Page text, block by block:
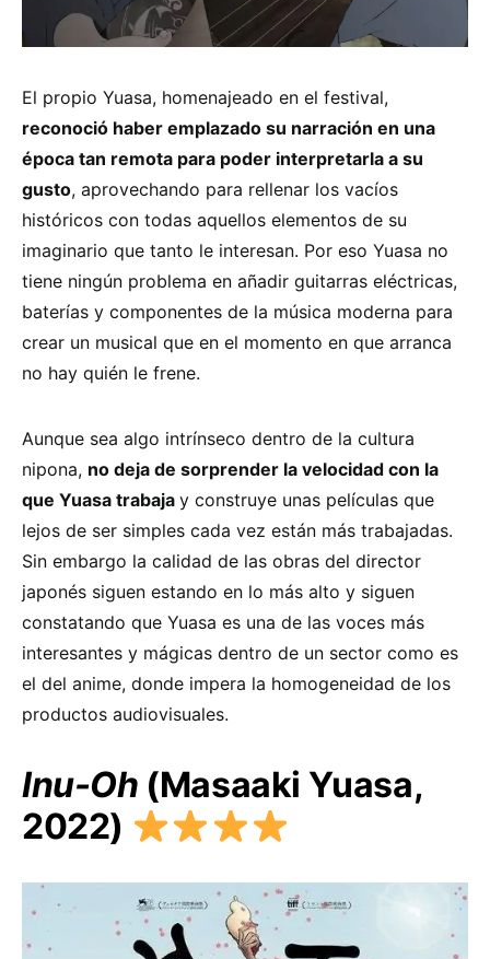
El propio Yuasa, homenajeado en el festival,
reconoció haber emplazado su narración en una
época tan remota para poder interpretarla a su
gusto, aprovechando para rellenar los vacíos
históricos con todas aquellos elementos de su
imaginario que tanto le interesan. Por eso Yuasa no
tiene ningún problema en añadir guitarras eléctricas,
baterías y componentes de la música moderna para
crear un musical que en el momento en que arranca
no hay quién le frene.
Aunque sea algo intrínseco dentro de la cultura
nipona, no deja de sorprender la velocidad con la
que Yuasa trabaja y construye unas películas que
lejos de ser simples cada vez están más trabajadas.
Sin embargo la calidad de las obras del director
japonés siguen estando en lo más alto y siguen
constatando que Yuasa es una de las voces más
interesantes y mágicas dentro de un sector como es
el del anime, donde impera la homogeneidad de los
productos audiovisuales.
Inu-Oh (Masaaki Yuasa,
2022)